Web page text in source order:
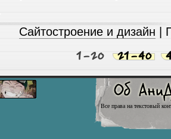
Сайтостроение и дизайн |
1-20 21-40
Все права на текстовый